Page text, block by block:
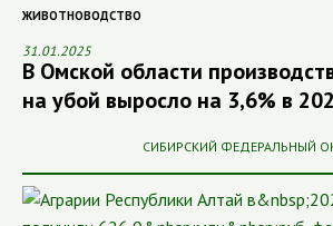
ЖИВОТНОВОДСТВО
31.01.2025
В Омской области
на убой выросло на 3,6% в
СИБИРСКИЙ ФЕДЕРАЛЬНЫЙ